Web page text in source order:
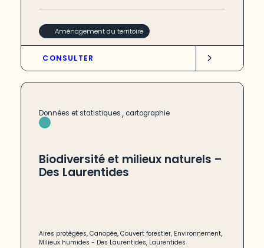
Aménagement du territoire
CONSULTER
Données et statistiques, cartographie
Biodiversité et milieux naturels –
Des Laurentides
Aires protégées,Canopée,Couvert forestier, Environnement,
Milieux humides - Des Laurentides, Laurentides